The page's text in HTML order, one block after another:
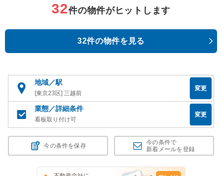
32件の物件がヒットします
32件の物件を見る
地域／駅
[東京23区] 三越前
変更
業態／詳細条件
看板取り付け可
変更
今の条件を保存
今の条件で
新着メールを登録